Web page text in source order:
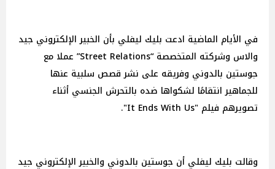
في الأيام الماضية ادعت بليك ليفلي بأن الخبير الإلكتروني جيد
والاس وشركته المتخصصة “Street Relations” عملا مع
جوستين بالدوني وفريقه على نشر قصص سلبية عنها
للجماهير انتقامًا لشكواها ضده بالتحرش الجنسي أثناء
تصويرهم فيلم "It Ends With Us".
وقالت بليك ليفلي أن جوستين بالدوني والخبير الإلكتروني جيد